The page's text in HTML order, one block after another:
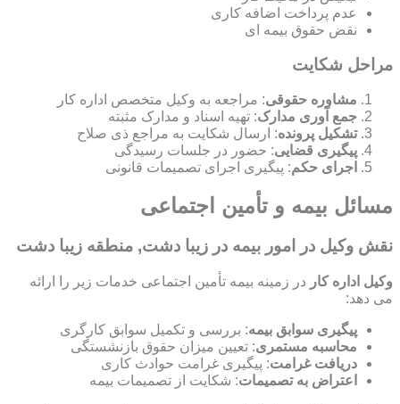
عدم پرداخت اضافه کاری
نقض حقوق بیمه ای
مراحل شکایت
مشاوره حقوقی: مراجعه به وکیل متخصص اداره کار
جمع آوری مدارک: تهیه اسناد و مدارک مثبته
تشکیل پرونده: ارسال شکایت به مراجع ذی صلاح
پیگیری قضایی: حضور در جلسات رسیدگی
اجرای حکم: پیگیری اجرای تصمیمات قانونی
مسائل بیمه و تأمین اجتماعی
نقش وکیل در امور بیمه در زیبا دشت, منطقه زیبا دشت
وکیل اداره کار در زمینه بیمه تأمین اجتماعی خدمات زیر را ارائه
می دهد:
پیگیری سوابق بیمه: بررسی و تکمیل سوابق کارگری
محاسبه مستمری: تعیین میزان حقوق بازنشستگی
دریافت غرامت: پیگیری غرامت حوادث کاری
اعتراض به تصمیمات: شکایت از تصمیمات بیمه